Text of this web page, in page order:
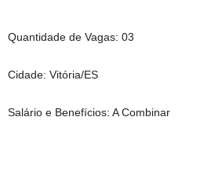
Quantidade de Vagas: 03
Cidade: Vitória/ES
Salário e Benefícios: A Combinar